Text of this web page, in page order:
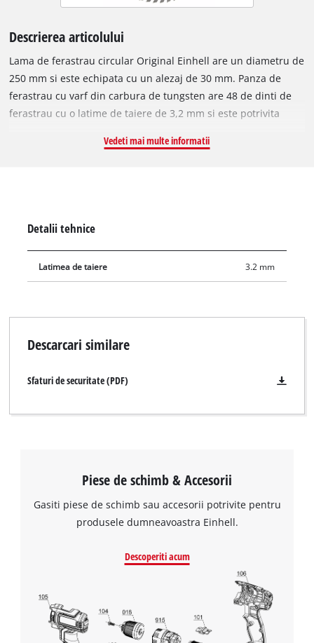
Descrierea articolului
Lama de ferastrau circular Original Einhell are un diametru de
250 mm si este echipata cu un alezaj de 30 mm. Panza de
ferastrau cu varf din carbura de tungsten are 48 de dinti de
ferastrau cu o latime de taiere de 3,2 mm si este potrivita
placajelor si a materialelor similare lemnului. Cu dintii sai
Dual si cu ferastraul circular transversal TC-MS 2315 L. In
plus, este potrivita pentru ferastraiele de masa TE-CC 250 UF,
TC-TS 2025/2 U si TC-TS 2025/3 eco.
Vedeti mai multe informatii
Detalii tehnice
Latimea de taiere 3.2 mm
Descarcari similare
Sfaturi de securitate (PDF)
Piese de schimb & Accesorii
Gasiti piese de schimb sau accesorii potrivite pentru
produsele dumneavoastra Einhell.
Descoperiti acum